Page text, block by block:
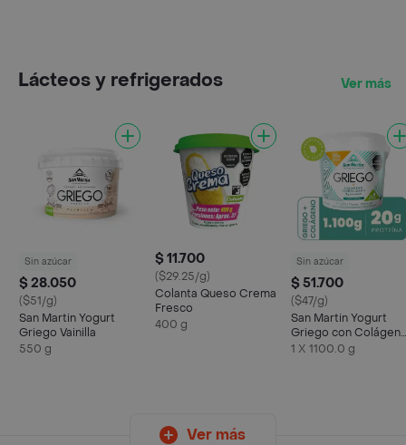
Lácteos y refrigerados Ver más
Sin azúcar
$ 28.050
($51/g)
San Martin Yogurt
Griego Vainilla
550 g
$ 11.700
($29.25/g)
Colanta Queso Crema
Fresco
400 g
Sin azúcar
$ 51.700
($47/g)
San Martin Yogurt
Griego con
Hidrolizado
1 X 1100.0 g
Ver más